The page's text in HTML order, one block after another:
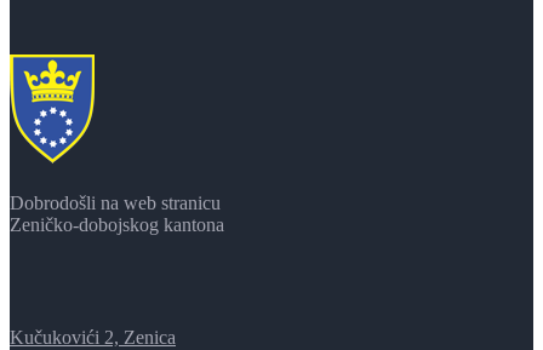
Dobrodošli na web stranicu
Zeničko-dobojskog kantona
Kučukovići 2, Zenica